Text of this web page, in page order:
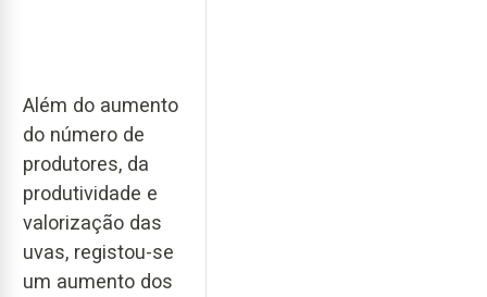
Além do aumento
do número de
produtores, da
produtividade e
valorização das
uvas, registou-se
um aumento dos